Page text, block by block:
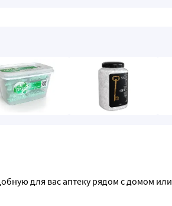
для вас аптеку рядом с домом или